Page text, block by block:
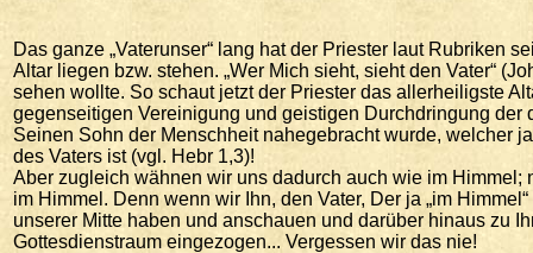
Das ganze „Vaterunser“ lang hat der Priester laut Rubriken
Altar liegen bzw. stehen. „Wer Mich sieht, sieht den Vater“
sehen wollte. So schaut jetzt der Priester das allerheiligste
gegenseitigen Vereinigung und geistigen Durchdringung der
Seinen Sohn der Menschheit nahegebracht wurde, welcher
des Vaters ist (vgl. Hebr 1,3)!
Aber zugleich wähnen wir uns dadurch auch wie im
im Himmel. Denn wenn wir Ihn, den Vater, Der ja „im
unserer Mitte haben und anschauen und darüber hinaus zu
Gottesdienstraum eingezogen... Vergessen wir das nie!